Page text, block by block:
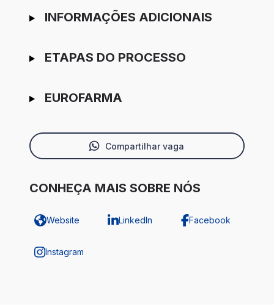
INFORMAÇÕES ADICIONAIS
ETAPAS DO PROCESSO
EUROFARMA
Compartilhar vaga
CONHEÇA MAIS SOBRE NÓS
Website LinkedIn Facebook
Instagram